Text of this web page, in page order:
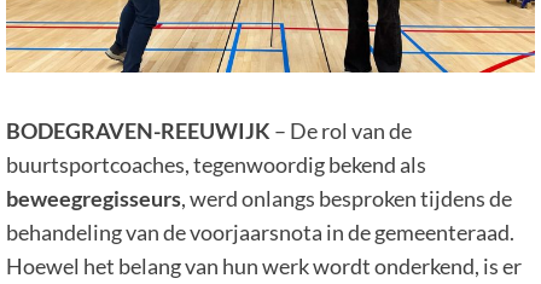
BODEGRAVEN-REEUWIJK – De rol van de
buurtsportcoaches, tegenwoordig bekend als
beweegregisseurs, werd onlangs besproken tijdens de
behandeling van de voorjaarsnota in de gemeenteraad.
Hoewel het belang van hun werk wordt onderkend, is er